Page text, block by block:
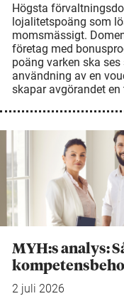
Högsta
lojalitetspoäng som
momsmässigt.
företag med
poäng varken ska
användning av en
skapar avgörandet
MYH:s analys:
2 juli 2026